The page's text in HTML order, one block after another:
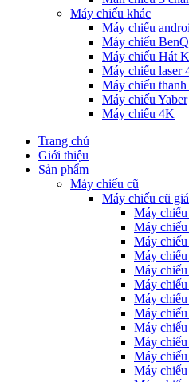
Máy chiếu khác
Máy chiếu
Máy chiếu BenQ
Máy chiếu Hát
Máy chiếu laser
Máy chiếu
Máy chiếu Yaber
Máy chiếu 4K
Trang chủ
Giới thiệu
Sản phẩm
Máy chiếu cũ
Máy chiếu cũ
Máy chiếu
Máy
Máy
Máy
Máy
Máy
Máy
Máy
Máy
Máy
Máy
Máy